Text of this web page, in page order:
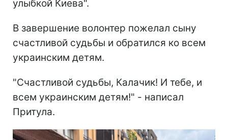
улыбкой Киева".
В завершение волонтер пожелал сыну
счастливой судьбы и обратился ко всем
украинским детям.
"Счастливой судьбы, Калачик! И тебе, и
всем украинским детям!" - написал
Притула.